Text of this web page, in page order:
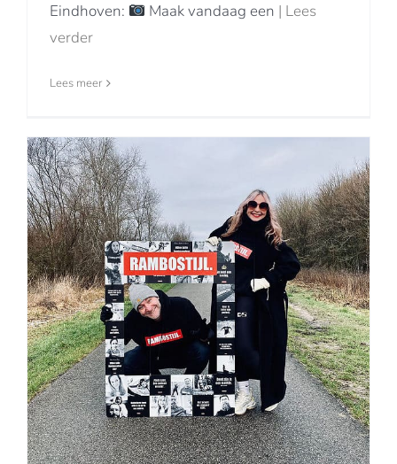
Eindhoven:
Maak vandaag een | Lees
verder
Lees meer